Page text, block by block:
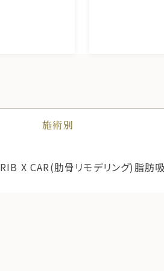
施術別
RIB X CAR(肋骨リモデリング)脂肪